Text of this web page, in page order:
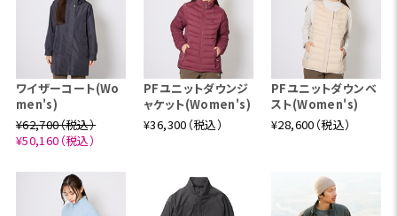
ワイザーコート(Wo
men's)
¥62,700（税込）
¥50,160（税込）
PFユニットダウンジ
ャケット(Women's)
¥36,300（税込）
PFユニットダウンベ
スト(Women's)
¥28,600（税込）